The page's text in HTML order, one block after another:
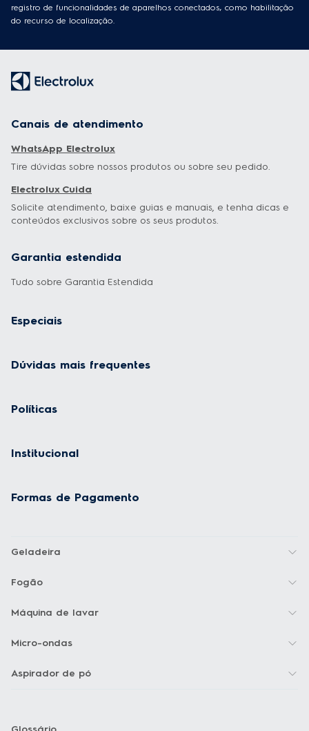
registro de funcionalidades de aparelhos conectados, como habilitação
do recurso de localização.
Canais de atendimento
WhatsApp Electrolux
Tire dúvidas sobre nossos produtos ou sobre seu pedido.
Electrolux Cuida
Solicite atendimento, baixe guias e manuais, e tenha dicas e
conteúdos exclusivos sobre os seus produtos.
Garantia estendida
Tudo sobre Garantia Estendida
Especiais
Dúvidas mais frequentes
Políticas
Institucional
Formas de Pagamento
Geladeira
Fogão
Máquina de lavar
Micro-ondas
Aspirador de pó